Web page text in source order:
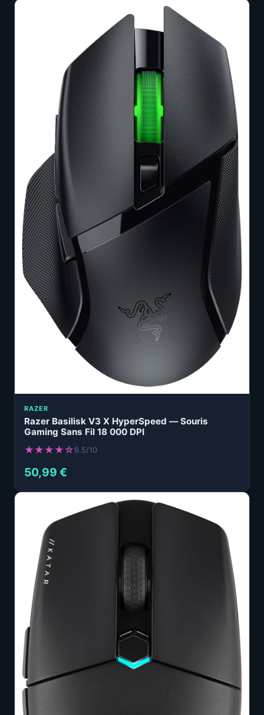
RAZER
Razer Basilisk V3 X HyperSpeed — Souris
Gaming Sans Fil 18 000 DPI
★★★★☆ 8.5/10
50,99 €